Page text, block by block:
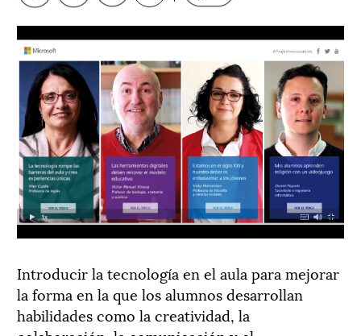
Introducir la tecnología en el aula para mejorar
la forma en la que los alumnos desarrollan
habilidades como la creatividad, la